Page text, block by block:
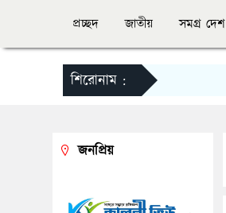
প্রচ্ছদ জাতীয় সমগ্র দেশ
শিরোনাম :
জনপ্রিয়